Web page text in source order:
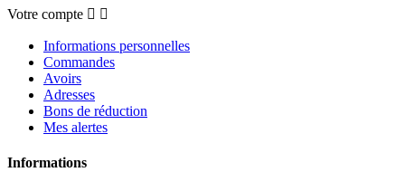
Votre compte  
Informations personnelles
Commandes
Avoirs
Adresses
Bons de réduction
Mes alertes
Informations